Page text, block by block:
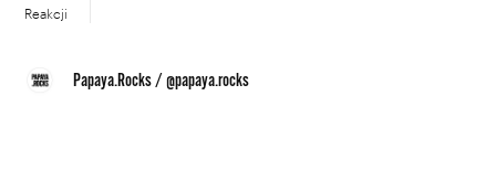
Reakcji
Papaya.Rocks/@papaya.rocks